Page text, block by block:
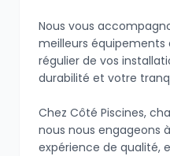
Nous vous
meilleurs équipements
régulier de vos
durabilité et votre
Chez Côté Piscines,
nous nous engageons
expérience de qualité,